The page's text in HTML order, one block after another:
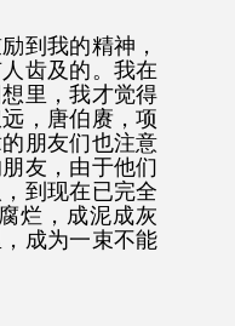
到我的精神，
齿及的。我在
里，我才觉得
，唐伯赓，项
朋友们也注意
友，由于他们
到现在已完全
烂，成泥成灰
成为一束不能